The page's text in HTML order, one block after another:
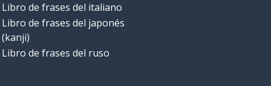
Libro de frases del italiano
Libro de frases del japonés
(kanji)
Libro de frases del ruso